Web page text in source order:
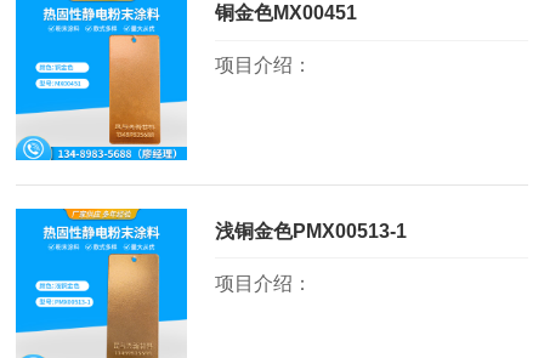
铜金色MX00451
项目介绍：
浅铜金色PMX00513-1
项目介绍：